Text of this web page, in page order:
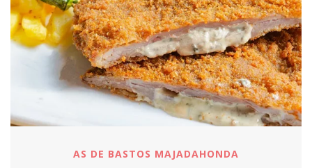
AS DE BASTOS MAJADAHONDA